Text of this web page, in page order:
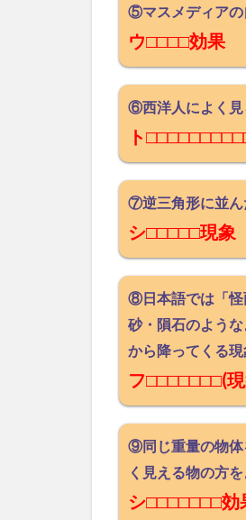
⑤マスメディアの
ウ□□□□効果
⑥西洋人によく見
ト
⑦逆三角形に並ん
シ□□□□□現象
⑧日本語では「怪
砂・隕石のよう
から降ってくる
フ□□□□□□□(
⑨同じ重量の物体
く見える物の方
シ□□□□□□□効